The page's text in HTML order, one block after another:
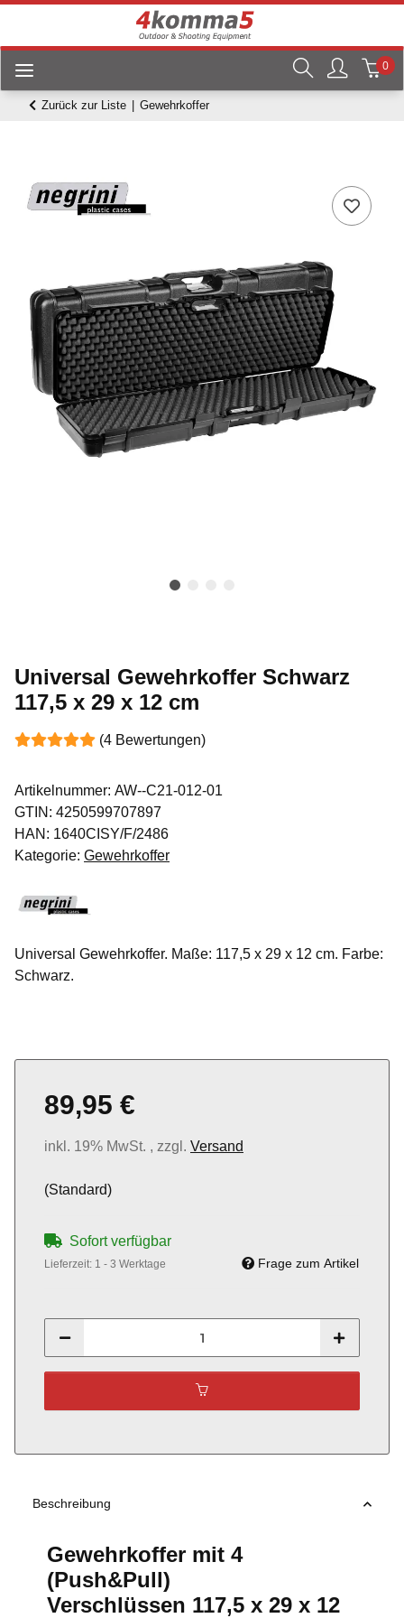
0
Zurück zur Liste Gewehrkoffer
Universal Gewehrkoffer Schwarz
117,5 x 29 x 12 cm
(4 Bewertungen)
Artikelnummer: AW--C21-012-01
GTIN: 4250599707897
HAN: 1640CISY/F/2486
Kategorie: Gewehrkoffer
Universal Gewehrkoffer. Maße: 117,5 x 29 x 12 cm. Farbe:
Schwarz.
89,95 €
inkl. 19% MwSt. , zzgl. Versand
(Standard)
Sofort verfügbar
Lieferzeit: 1 - 3 Werktage Frage zum Artikel
Beschreibung
Gewehrkoffer mit 4
(Push&Pull)
Verschlüssen 117,5 x 29 x 12